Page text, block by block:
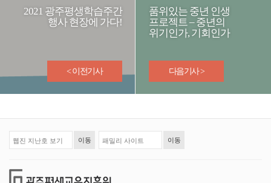
2021 광주평생학습주간
행사 현장에 가다!
< 이전기사
품위있는 중년 인생
프로젝트 – 중년의
위기인가, 기회인가
다음기사 >